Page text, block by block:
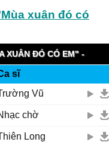
xuân đó có
XUÂN ĐÓ CÓ EM" -
sĩ
Vũ
chờ
Long